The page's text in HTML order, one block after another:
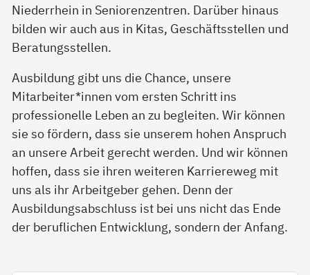
Niederrhein in Seniorenzentren. Darüber hinaus
bilden wir auch aus in Kitas, Geschäftsstellen und
Beratungsstellen.
Ausbildung gibt uns die Chance, unsere
Mitarbeiter*innen vom ersten Schritt ins
professionelle Leben an zu begleiten. Wir können
sie so fördern, dass sie unserem hohen Anspruch
an unsere Arbeit gerecht werden. Und wir können
hoffen, dass sie ihren weiteren Karriereweg mit
uns als ihr Arbeitgeber gehen. Denn der
Ausbildungsabschluss ist bei uns nicht das Ende
der beruflichen Entwicklung, sondern der Anfang.